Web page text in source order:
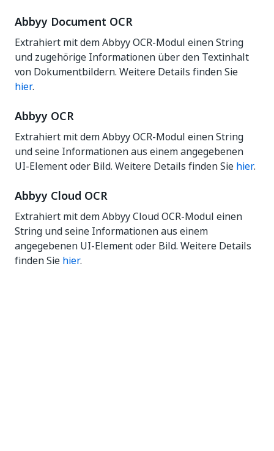
Abbyy Document OCR
Extrahiert mit dem Abbyy OCR-Modul einen String
und zugehörige Informationen über den Textinhalt
von Dokumentbildern. Weitere Details finden Sie
hier.
Abbyy OCR
Extrahiert mit dem Abbyy OCR-Modul einen String
und seine Informationen aus einem angegebenen
UI-Element oder Bild. Weitere Details finden Sie hier.
Abbyy Cloud OCR
Extrahiert mit dem Abbyy Cloud OCR-Modul einen
String und seine Informationen aus einem
angegebenen UI-Element oder Bild. Weitere Details
finden Sie hier.